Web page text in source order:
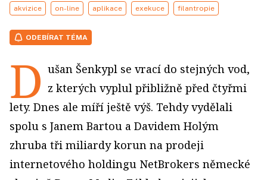
akvizice on-line aplikace exekuce filantropie
ODEBÍRAT TÉMA
D ušan Šenkypl se vrací do stejných vod,
z kterých vyplul přibližně před čtyřmi
lety. Dnes ale míří ještě výš. Tehdy vydělali
spolu s Janem Bartou a Davidem Holým
zhruba tři miliardy korun na prodeji
internetového holdingu NetBrokers německé